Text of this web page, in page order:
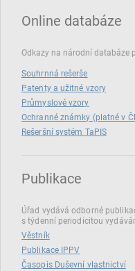
Online databáze
Odkazy na národní databáze
Souhrnná rešerše
Patenty a užitné vzory
Průmyslové vzory
Ochranné známky (platné v
Rešeršní systém TaPIS
Publikace
Úřad vydává odborné
s týdenní periodicitou
Věstník
Publikace IPPV
Časopis Duševní vlastnictví